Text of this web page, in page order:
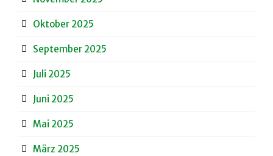
Oktober 2025
September 2025
Juli 2025
Juni 2025
Mai 2025
März 2025